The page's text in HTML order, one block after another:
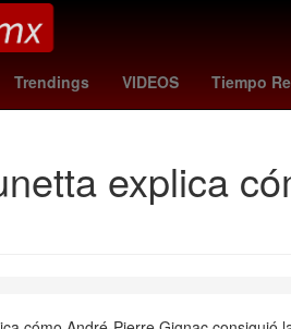
Trendings VIDEOS Tiempo
vale Selección de fútbol de Irlanda
explica